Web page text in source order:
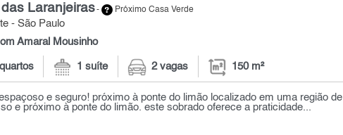
Laranjeiras- Próximo Casa Verde
- São Paulo
Amaral Mousinho
1 suíte 2 vagas 150 m²
e seguro! próximo à ponte do limão localizado em uma região de
e próximo à ponte do limão. este sobrado oferece a praticidade...